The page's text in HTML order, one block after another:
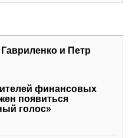
и Петр
финансовых
появиться
голос»